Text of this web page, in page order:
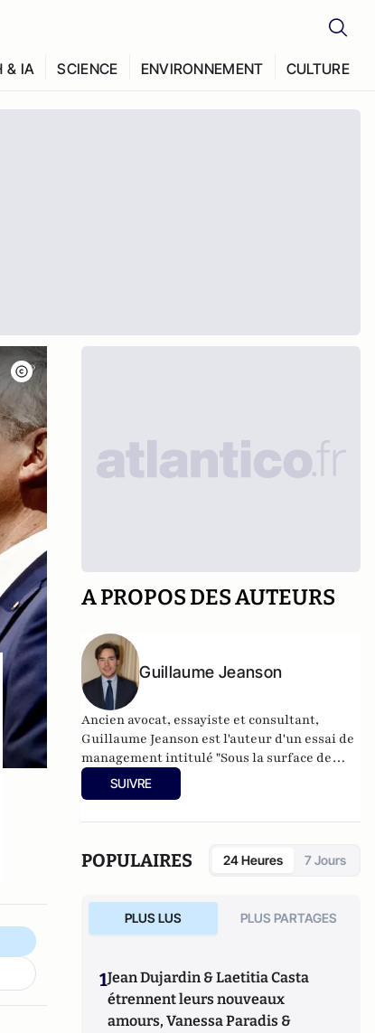
& IA SCIENCE ENVIRONNEMENT CULTURE
A PROPOS DES AUTEURS
Guillaume Jeanson
Ancien avocat, essayiste et consultant,
Guillaume Jeanson est l'auteur d'un essai de
management intitulé "Sous la surface de
l'engagement - Comprendre et prévenir les
dérives managériales des organisations
SUIVRE
POPULAIRES 24 Heures 7 Jours
PLUS LUS PLUS PARTAGES
1Jean Dujardin & Laetitia Casta
étrennent leurs nouveaux
amours, Vanessa Paradis &